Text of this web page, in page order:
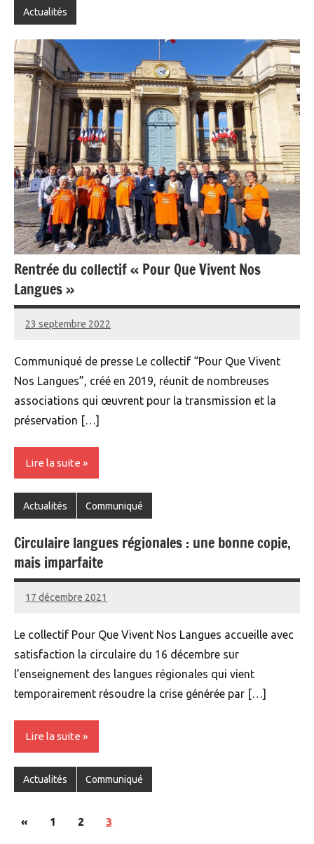
Actualités
Rentrée du collectif « Pour Que Vivent Nos
Langues »
23 septembre 2022
Yann
Communiqué de presse Le collectif “Pour Que Vivent
Nos Langues”, créé en 2019, réunit de nombreuses
associations qui œuvrent pour la transmission et la
préservation […]
Lire la suite
Actualités Communiqué
Circulaire langues régionales : une bonne copie,
mais imparfaite
17 décembre 2021
Yann
Le collectif Pour Que Vivent Nos Langues accueille avec
satisfaction la circulaire du 16 décembre sur
l’enseignement des langues régionales qui vient
temporairement résoudre la crise générée par […]
Lire la suite
Actualités Communiqué
Pagination
«Publications
1 2 3